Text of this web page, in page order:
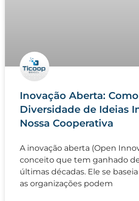
Inovação Aberta:
Diversidade de Ideias
Nossa Cooperativa
A inovação aberta (Open
conceito que tem ganhado
últimas décadas. Ele se
as organizações podem